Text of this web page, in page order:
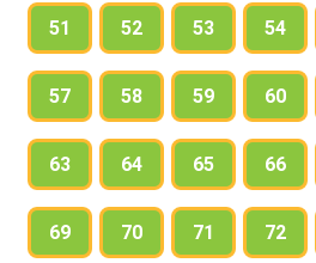
51 52 53 54
57 58 59 60
63 64 65 66
69 70 71 72